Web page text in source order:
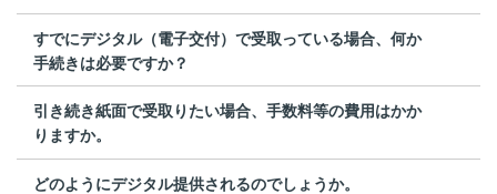
すでにデジタル（電子交付）で受取っている場合、何か
手続きは必要ですか？
引き続き紙面で受取りたい場合、手数料等の費用はかか
りますか。
どのようにデジタル提供されるのでしょうか。